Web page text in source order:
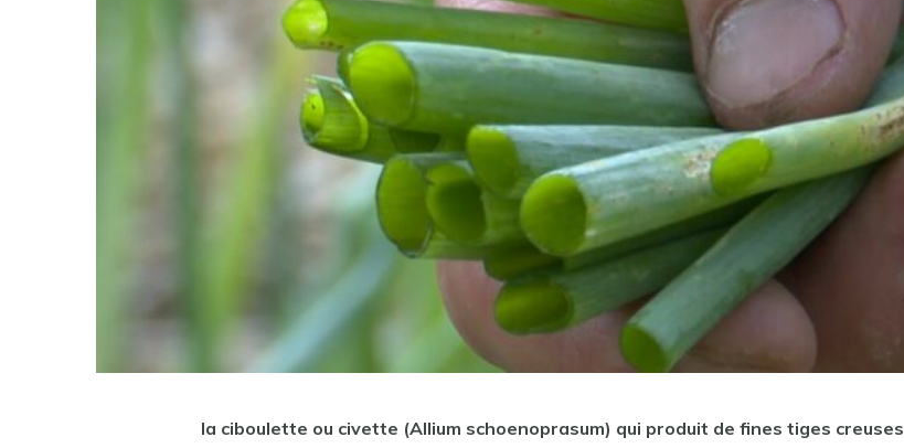
la ciboulette ou civette (Allium schoenoprasum) qui produit de fines tiges creuses